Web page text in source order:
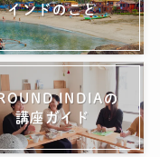
インドのこと
INDIAの
講座ガイド